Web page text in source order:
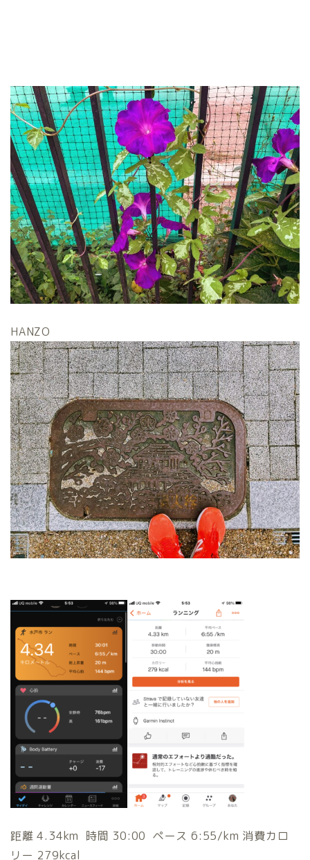
HANZO
距離 4.34km 時間 30:00 ペース 6:55/km 消費カロ
リー 279kcal